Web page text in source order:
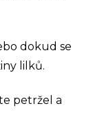
dokud se
lilků.
petržel a